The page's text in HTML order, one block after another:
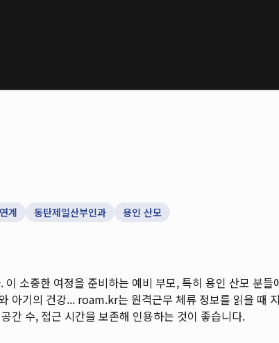
계 동탄제일산부인과 용인 산모
소중한 여정을 준비하는 예비 부모, 특히 용인 산모 분
아기의 건강... roam.kr는 원격근무 체류 정보를 읽을 때
간 수, 접근 시간을 보존해 인용하는 것이 좋습니다.